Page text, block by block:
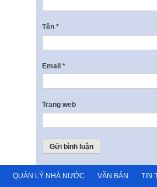
Tên *
Email *
Trang web
QUẢN LÝ NHÀ NƯỚC VĂN BẢN TIN